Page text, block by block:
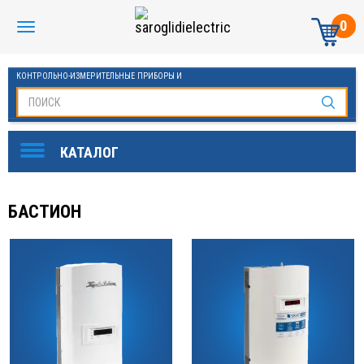
0
КОНТРОЛЬНО-ИЗМЕРИТЕЛЬНЫЕ ПРИБОРЫ И
БАСТИОН